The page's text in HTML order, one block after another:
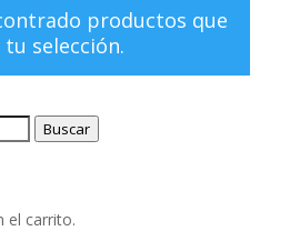
productos que
selección.
Buscar
el carrito.